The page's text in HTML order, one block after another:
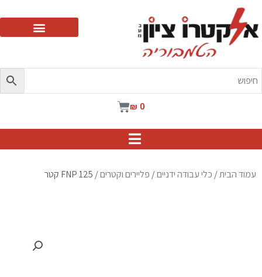
₪ 0
עגלת
עמוד הבית/ כלי עבודה ידניים/ פליירים וקטרים/ FNP 125 קטר